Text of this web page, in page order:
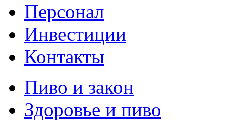
Персонал
Инвестиции
Контакты
Пиво и закон
Здоровье и пиво